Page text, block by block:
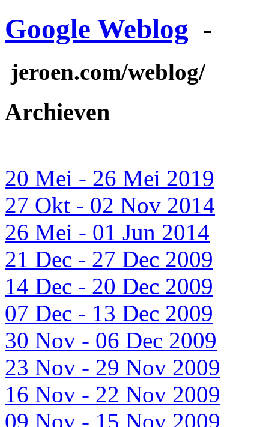
Google Weblog -
jeroen.com/weblog/
Archieven
20 Mei - 26 Mei 2019
27 Okt - 02 Nov 2014
26 Mei - 01 Jun 2014
21 Dec - 27 Dec 2009
14 Dec - 20 Dec 2009
07 Dec - 13 Dec 2009
30 Nov - 06 Dec 2009
23 Nov - 29 Nov 2009
16 Nov - 22 Nov 2009
09 Nov - 15 Nov 2009